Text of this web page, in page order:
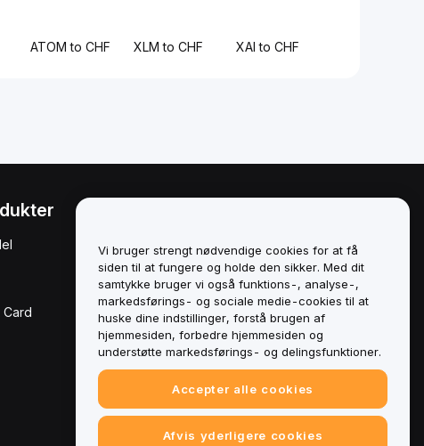
ATOM to CHF XLM to CHF XAI to CHF
Card
Politik om
interessekonflikter
Oversigt over politikken for
opbevaring og
administration
ESG-oplysninger
Crypto-Asset White Papers
Vi bruger strengt nødvendige cookies for at få
siden til at fungere og holde den sikker. Med dit
samtykke bruger vi også funktions-, analyse-,
markedsførings- og sociale medie-cookies til at
huske dine indstillinger, forstå brugen af
hjemmesiden, forbedre hjemmesiden og
understøtte markedsførings- og delingsfunktioner.
Accepter alle cookies
Afvis yderligere cookies